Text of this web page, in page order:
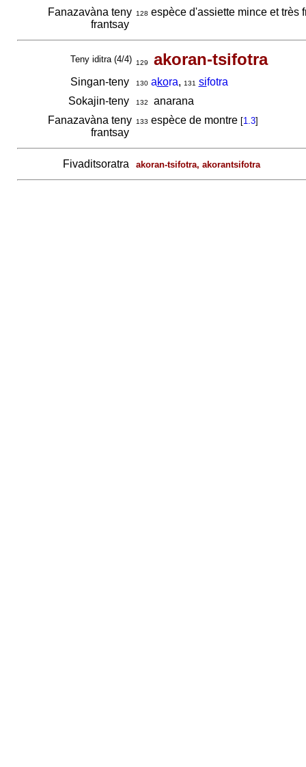
Fanazavàna teny
frantsay
128 espèce d'assiette mince et très
Teny iditra (4/4) 129 akoran-tsifotra
Singan-teny 130 akora, 131 sifotra
Sokajin-teny
132
anarana
Fanazavàna teny
frantsay
133 espèce de montre [1.3]
Fivaditsoratra akoran-tsifotra, akorantsifotra